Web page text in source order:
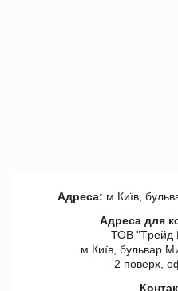
Адреса: м.Київ,
Адреса для
ТОВ "Tрейд
м.Київ, бульвар
2 поверх,